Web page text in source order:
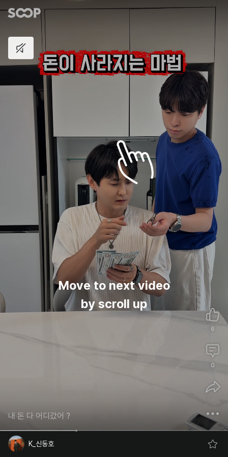
내 돈 다 어디갔어 ?
6
0
K_신동호
Tap to unmute
Move to next video
by scroll up